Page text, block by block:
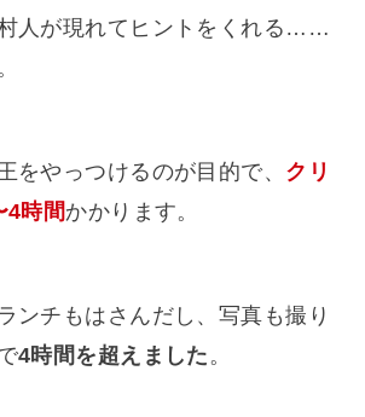
人が現れてヒントをくれる……
をやっつけるのが目的で、 クリ
4時間かかります。
ンチもはさんだし、写真も撮り
4時間を超えました。